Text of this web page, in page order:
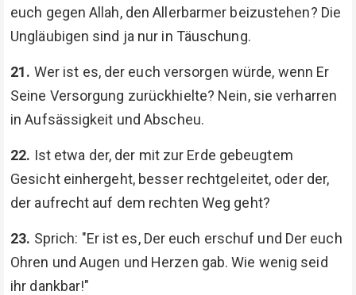
euch gegen Allah, den Allerbarmer beizustehen? Die
Ungläubigen sind ja nur in Täuschung.
21. Wer ist es, der euch versorgen würde, wenn Er
Seine Versorgung zurückhielte? Nein, sie verharren
in Aufsässigkeit und Abscheu.
22. Ist etwa der, der mit zur Erde gebeugtem
Gesicht einhergeht, besser rechtgeleitet, oder der,
der aufrecht auf dem rechten Weg geht?
23. Sprich: "Er ist es, Der euch erschuf und Der euch
Ohren und Augen und Herzen gab. Wie wenig seid
ihr dankbar!"